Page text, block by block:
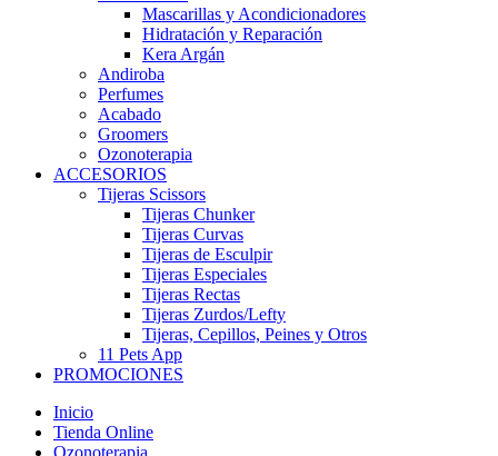
Mascarillas y Acondicionadores
Hidratación y Reparación
Kera Argán
Andiroba
Perfumes
Acabado
Groomers
Ozonoterapia
ACCESORIOS
Tijeras Scissors
Tijeras Chunker
Tijeras Curvas
Tijeras de Esculpir
Tijeras Especiales
Tijeras Rectas
Tijeras Zurdos/Lefty
Tijeras, Cepillos, Peines y Otros
11 Pets App
PROMOCIONES
Inicio
Tienda Online
Ozonoterapia